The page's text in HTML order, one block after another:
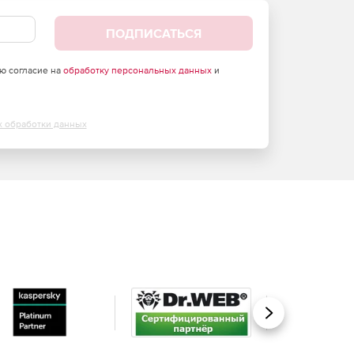
ПОДПИСАТЬСЯ
согласие на обработку персональных данныхи
обработки данных
Вперед